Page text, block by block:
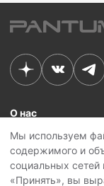
Мы используем
содержимого и
социальных
«Принять», вы
О нас
Связь с Pantum
Новости
Контакты